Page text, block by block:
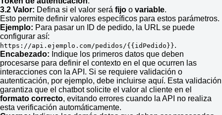
3.2 Valor: Defina si el valor será fijo o variable.
Esto permite definir valores específicos para estos parámetros.
Ejemplo: Para pasar un ID de pedido, la URL se puede
configurar así:
https://api.ejemplo.com/pedidos/{{idPedido}}.
Encabezado: Indique los primeros datos que deben
procesarse para definir el contexto en el que ocurren las
interacciones con la API. Si se requiere validación o
autenticación, por ejemplo, debe incluirse aquí. Esta validación
garantiza que el chatbot solicite el valor al cliente en el
formato correcto, evitando errores cuando la API no realiza
esta verificación automáticamente.